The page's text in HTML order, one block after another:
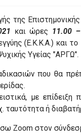
της
και ώρες 11.00
(Ε.Κ.Κ.Α.) και
Υγείας "ΑΡΓΩ".
που θα
με
ταυτότητα ή
Zoom στον